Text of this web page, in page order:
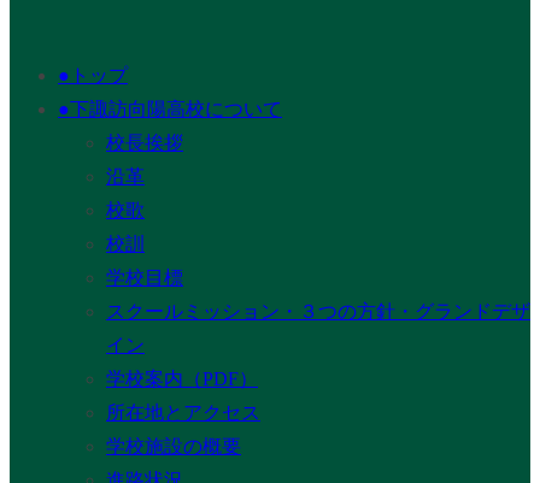
●トップ
●下諏訪向陽高校について
校長挨拶
沿革
校歌
校訓
学校目標
スクールミッション・３つの方針・グランドデザ
イン
学校案内（PDF）
所在地とアクセス
学校施設の概要